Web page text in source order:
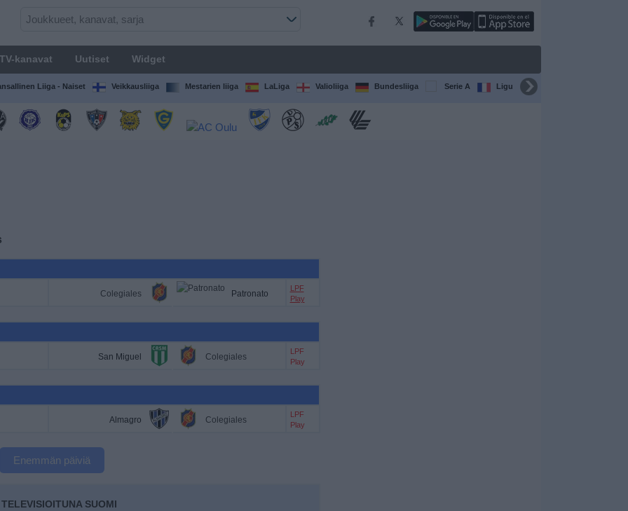
TV-kanavat Uutiset Widget
Liiga - Naiset Veikkausliiga Mestarien liiga LaLiga Valioliiga Bundesliiga Serie A Ligue 1
Colegiales Patronato
LPF
Play
San Miguel Colegiales
LPF
Play
Almagro Colegiales
LPF
Play
Enemmän päiviä
SUOMI